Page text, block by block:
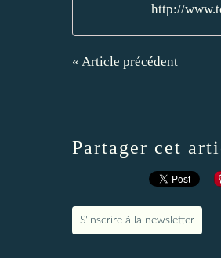
http://
« Article précédent
Partager cet
S'inscrire à la newsletter